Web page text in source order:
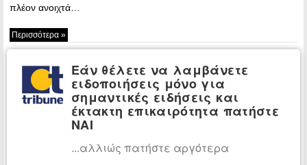
πλέον ανοιχτά…
Περισσότερα »
το «Τουρκικό Μέτωπο»: Οι φιλοδοξίες του
Ερντογάν και ο φόβος ανατροπής των
ισορροπιών μέσω των F-35
Εάν θέλετε να λαμβάνετε
ειδοποιήσεις μόνο για
σημαντικές ειδήσεις και
έκτακτη επικαιρότητα πατήστε
ΝΑΙ
...αλλιώς πατήστε αργότερα